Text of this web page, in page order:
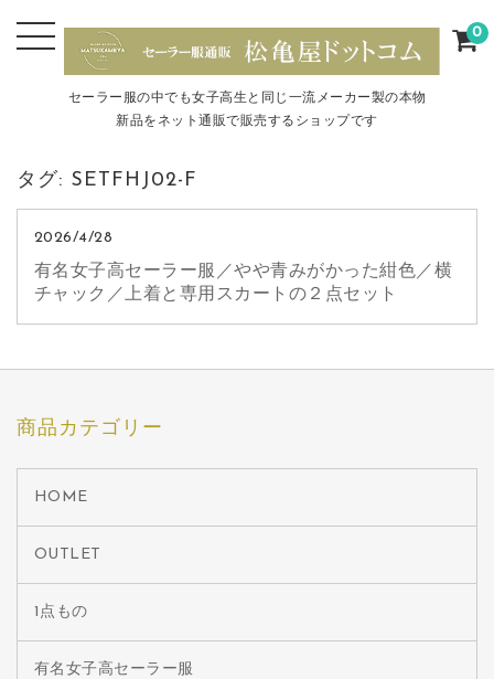
セーラー服の中でも女子高生と同じ一流メーカー製の本物
新品をネット通販で販売するショップです
0
タグ: SETFHJ02-F
2026/4/28
有名女子高セーラー服／やや青みがかった紺色／横
チャック／上着と専用スカートの２点セット
商品カテゴリー
HOME
OUTLET
1点もの
有名女子高セーラー服